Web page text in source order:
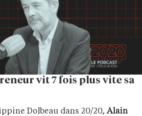
vit 7 fois plus vite sa
Dolbeau dans 20/20, Alain